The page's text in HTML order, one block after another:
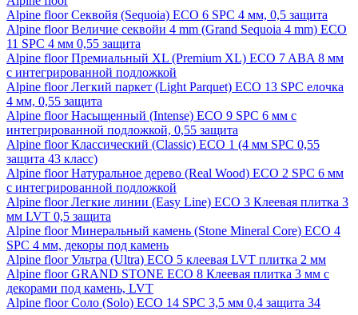
Alpine floor Секвойя (Sequoia) ECO 6 SPC 4 мм, 0,5 защита
Alpine floor Величие секвойи 4 mm (Grand Sequoia 4 mm) ECO
11 SPC 4 мм 0,55 защита
Alpine floor Премиальный XL (Premium XL) ECO 7 ABA 8 мм
с интегрированной подложкой
Alpine floor Легкий паркет (Light Parquet) ECO 13 SPC елочка
4 мм, 0,55 защита
Alpine floor Насыщенный (Intense) ECO 9 SPC 6 мм с
интегрированной подложкой, 0,55 защита
Alpine floor Классический (Classic) ECO 1 (4 мм SPC 0,55
защита 43 класс)
Alpine floor Натуральное дерево (Real Wood) ECO 2 SPC 6 мм
с интегрированной подложкой
Alpine floor Легкие линии (Easy Line) ECO 3 Клеевая плитка 3
мм LVT 0,5 защита
Alpine floor Минеральный камень (Stone Mineral Core) ECO 4
SPC 4 мм, декоры под камень
Alpine floor Ультра (Ultra) ECO 5 клеевая LVT плитка 2 мм
Alpine floor GRAND STONE ECO 8 Клеевая плитка 3 мм с
декорами под камень, LVT
Alpine floor Соло (Solo) ECO 14 SPC 3,5 мм 0,4 защита 34